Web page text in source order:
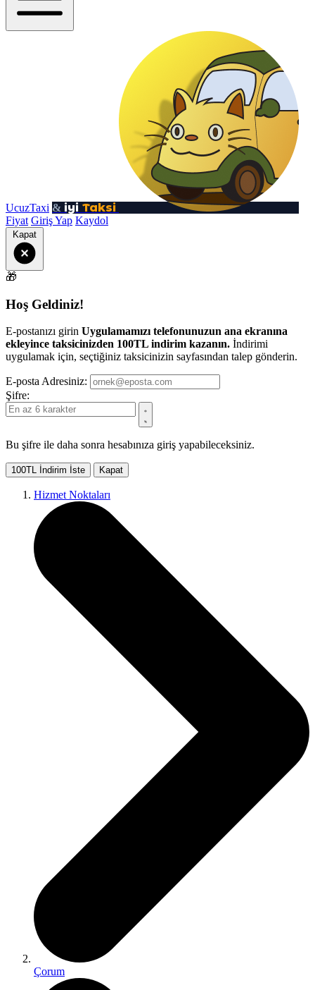
UcuzTaxi & iyi Taksi
Fiyat Giriş Yap Kaydol
Kapat
🎁
Hoş Geldiniz!
E-postanızı girin Uygulamamızı telefonunuzun ana ekranına
ekleyince taksicinizden 100TL indirim kazanın. İndirimi
uygulamak için, seçtiğiniz taksicinizin sayfasından talep gönderin.
E-posta Adresiniz:
Şifre:
Bu şifre ile daha sonra hesabınıza giriş yapabileceksiniz.
100TL İndirim İste Kapat
Hizmet Noktaları
Çorum